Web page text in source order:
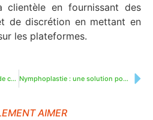
clientèle en fournissant des
de discrétion en mettant en
les plateformes.
Avantages et inconvénients de créer un groupement de magnétiseurs Nymphoplastie : une solution pour redessiner votre intimité
AIMER